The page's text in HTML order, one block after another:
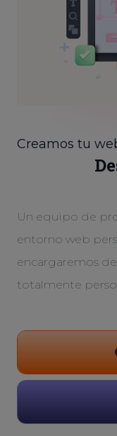
Creamos tu
Un equipo de
entorno web
encargaremos
totalmente